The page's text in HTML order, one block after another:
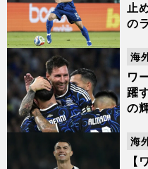
止
の
ワ
躍
の
海
【
海